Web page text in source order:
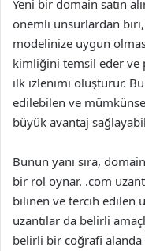
Yeni bir domain satın
önemli unsurlardan
modelinize uygun
kimliğini temsil eder ve
ilk izlenimi oluşturur. Bu
edilebilen ve
büyük avantaj
Bunun yanı sıra,
bir rol oynar. .com
bilinen ve tercih edilen
uzantılar da belirli
belirli bir coğrafi alanda